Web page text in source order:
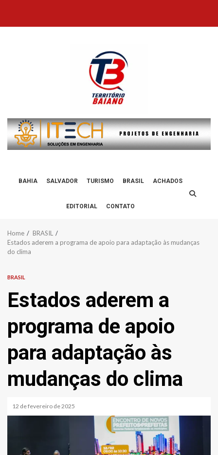
content
BAHIA SALVADOR TURISMO BRASIL ACHADOS
EDITORIAL CONTATO
Home
BRASIL
Estados aderem a programa de apoio para adaptação às mudanças
do clima
BRASIL
Estados aderem a
programa de apoio
para adaptação às
mudanças do clima
12 de fevereiro de 2025